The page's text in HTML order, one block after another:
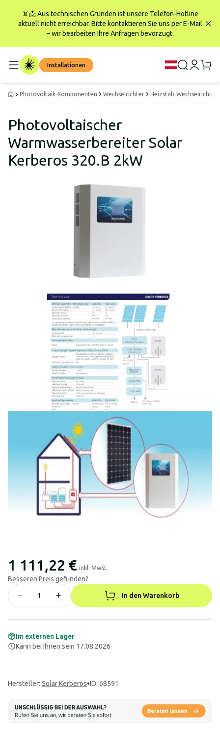
📵📩 Aus technischen Gründen ist unsere Telefon-Hotline
aktuell nicht erreichbar. Bitte kontaktieren Sie uns per E-Mail
– wir bearbeiten Ihre Anfragen bevorzugt.
Installationen
Photovoltaik-Komponenten Wechselrichter Heizstab-Wechselrichter
Photovoltaischer
Warmwasserbereiter Solar
Kerberos 320.B 2kW
1 111,22 € inkl. MwSt.
Besseren Preis gefunden?
In den Warenkorb
Im externen Lager
Kann bei Ihnen sein 17.08.2026
Hersteller: Solar Kerberos•ID: 68591